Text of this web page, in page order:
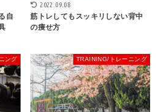
自
2022.09.08
筋トレしてもスッキリしない背中
の痩せ方
ング TRAINING/トレーニング